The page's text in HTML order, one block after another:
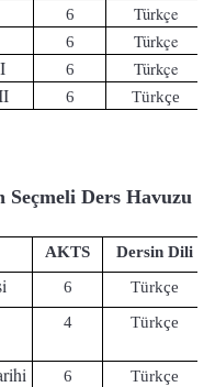
6 Türkçe
6 Türkçe
6 Türkçe
6 Türkçe
Seçmeli Ders Havuzu
AKTS
Dersin Dili
6
Türkçe
4 Türkçe
6
Türkçe